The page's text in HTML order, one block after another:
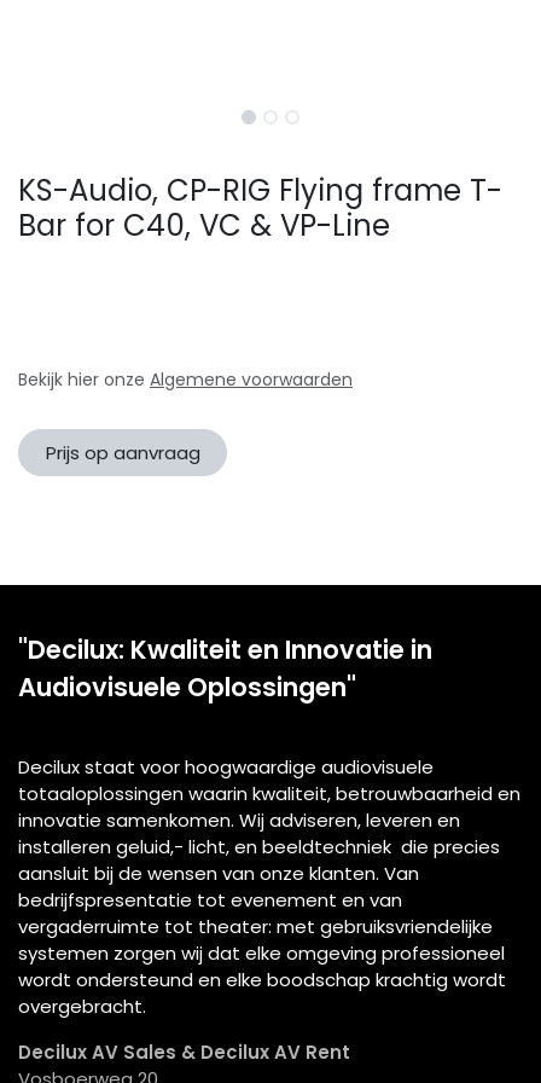
KS-Audio, CP-RIG Flying frame T-
Bar for C40, VC & VP-Line
Bekijk hier onze Algemene voorwaarden
Prijs op aanvraag
"Decilux: Kwaliteit en Innovatie in
Audiovisuele Oplossingen"
Decilux staat voor hoogwaardige audiovisuele
totaaloplossingen waarin kwaliteit, betrouwbaarheid en
innovatie samenkomen. Wij adviseren, leveren en
installeren geluid,- licht, en beeldtechniek die precies
aansluit bij de wensen van onze klanten. Van
bedrijfspresentatie tot evenement en van
vergaderruimte tot theater: met gebruiksvriendelijke
systemen zorgen wij dat elke omgeving professioneel
wordt ondersteund en elke boodschap krachtig wordt
overgebracht.
Decilux AV Sales & Decilux AV Rent